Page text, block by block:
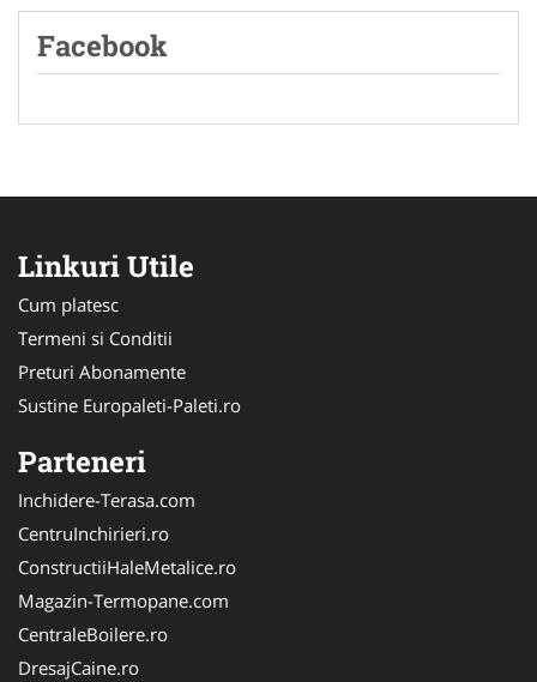
Facebook
Linkuri Utile
Cum platesc
Termeni si Conditii
Preturi Abonamente
Sustine Europaleti-Paleti.ro
Parteneri
Inchidere-Terasa.com
CentruInchirieri.ro
ConstructiiHaleMetalice.ro
Magazin-Termopane.com
CentraleBoilere.ro
DresajCaine.ro